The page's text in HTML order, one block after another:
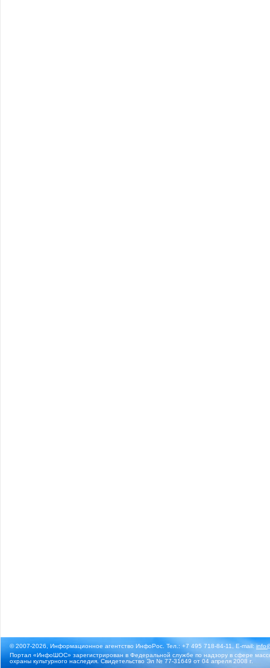
© 2007-2026, Информационное агентство ИнфоРос. Тел.: +7 495 718-84-11, E-mail:
Портал «ИнфоШОС» зарегистрирован в Федеральной службе по надзору в сфере
охраны культурного наследия. Свидетельство Эл № 77-31649 от 04 апреля 2008 г.